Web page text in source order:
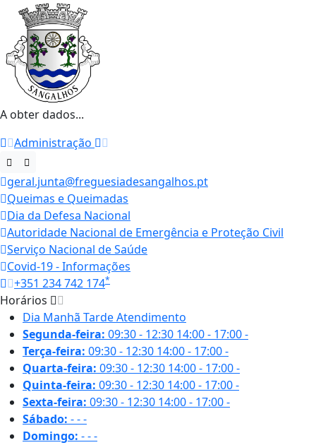
A obter dados...
Administração
geral.junta@freguesiadesangalhos.pt
Queimas e Queimadas
Dia da Defesa Nacional
Autoridade Nacional de Emergência e Proteção Civil
Serviço Nacional de Saúde
Covid-19 - Informações
+351 234 742 174*
Horários
Dia Manhã TardeAtendimento
Segunda-feira: 09:30 - 12:30 14:00 - 17:00-
Terça-feira: 09:30 - 12:30 14:00 - 17:00-
Quarta-feira: 09:30 - 12:30 14:00 - 17:00-
Quinta-feira: 09:30 - 12:30 14:00 - 17:00-
Sexta-feira: 09:30 - 12:30 14:00 - 17:00-
Sábado: ---
Domingo: ---